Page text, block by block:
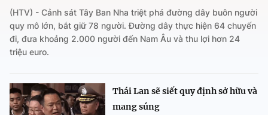
(HTV) - Cảnh sát Tây Ban Nha triệt phá đường dây buôn người
quy mô lớn, bắt giữ 78 người. Đường dây thực hiện 64 chuyến
đi, đưa khoảng 2.000 người đến Nam Âu và thu lợi hơn 24
triệu euro.
Thái Lan sẽ siết quy định sở hữu và
mang súng